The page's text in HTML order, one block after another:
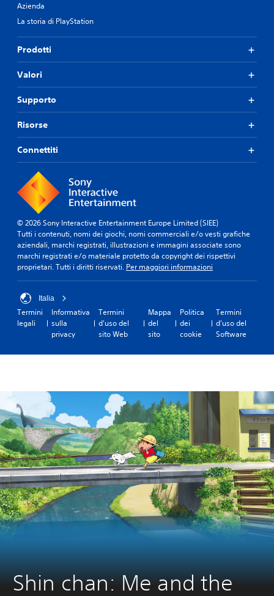
Azienda
La storia di PlayStation
Prodotti
Valori
Supporto
Risorse
Connettiti
© 2026 Sony Interactive Entertainment Europe Limited (SIEE)
Tutti i contenuti, nomi dei giochi, nomi commerciali e/o vesti grafiche
aziendali, marchi registrati, illustrazioni e immagini associate sono
marchi registrati e/o materiale protetto da copyright dei rispettivi
proprietari. Tutti i diritti riservati. Per maggiori informazioni
Italia
Termini
legali
Informativa
sulla
privacy
Termini
d'uso del
sito Web
Mappa
del
sito
Politica
dei
cookie
Termini
d'uso del
Software
Shin chan: Me and the